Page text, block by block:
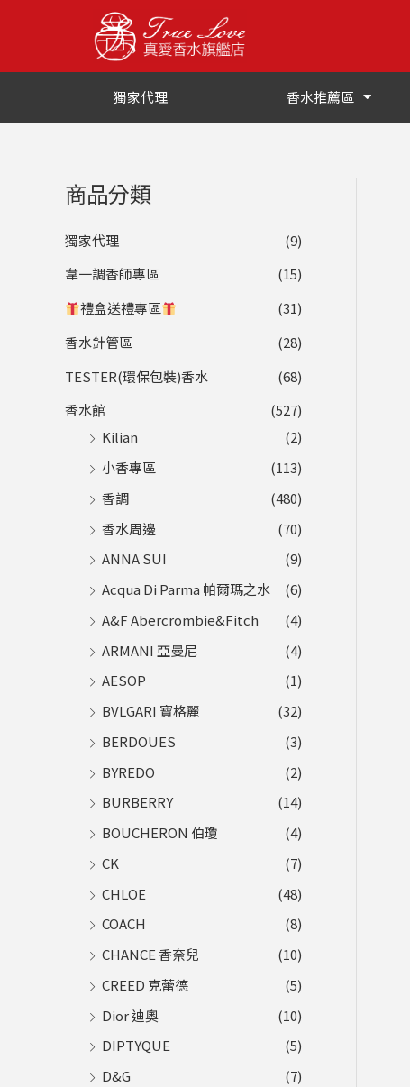
獨家代理
香水推薦區
商品分類
獨家代理
(9)
韋一調香師專區
(15)
禮盒送禮專區
(31)
香水針管區
(28)
TESTER(環保包裝)香水
(68)
香水館
(527)
Kilian
(2)
小香專區
(113)
香調
(480)
香水周邊
(70)
ANNA SUI
(9)
Acqua Di Parma 帕爾瑪之水
(6)
A&F Abercrombie&Fitch
(4)
ARMANI 亞曼尼
(4)
AESOP
(1)
BVLGARI 寶格麗
(32)
BERDOUES
(3)
BYREDO
(2)
BURBERRY
(14)
BOUCHERON 伯瓊
(4)
CK
(7)
CHLOE
(48)
COACH
(8)
CHANCE 香奈兒
(10)
CREED 克蕾德
(5)
Dior 迪奧
(10)
DIPTYQUE
(5)
D&G
(7)